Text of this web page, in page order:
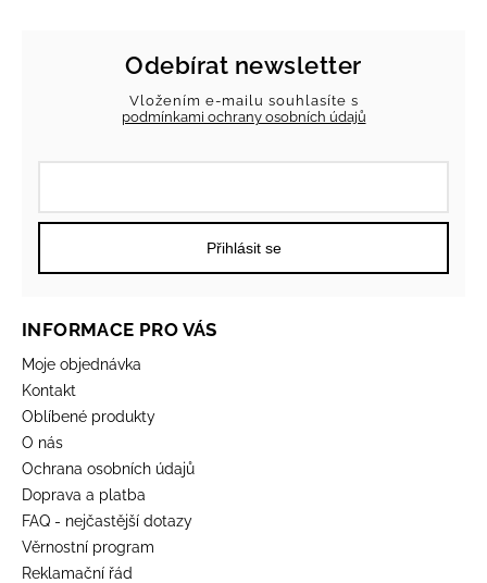
Odebírat newsletter
Vložením e-mailu souhlasíte s
podmínkami ochrany osobních údajů
Přihlásit se
INFORMACE PRO VÁS
Moje objednávka
Kontakt
Oblíbené produkty
O nás
Ochrana osobních údajů
Doprava a platba
FAQ - nejčastější dotazy
Věrnostní program
Reklamační řád